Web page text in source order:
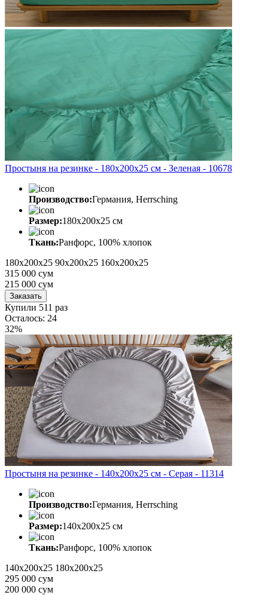
Простыня на резинке - 180x200x25 cм - Зеленая - 10678
Производство:Германия, Herrsching
Размер:180x200x25 cм
Ткань:Ранфорс, 100% хлопок
180x200x25 90x200x25 160x200x25
315 000 сум
215 000 сум
Заказать
Купили 511 раз
Осталось: 24
32%
Простыня на резинке - 140x200x25 cм - Серая - 11314
Производство:Германия, Herrsching
Размер:140x200x25 cм
Ткань:Ранфорс, 100% хлопок
140x200x25 180x200х25
295 000 сум
200 000 сум